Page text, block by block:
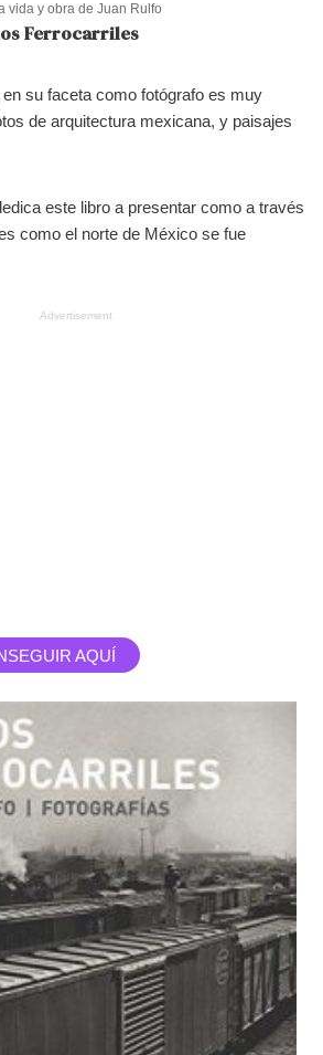
vida y obra de Juan Rulfo
Ferrocarriles
su faceta como fotógrafo es muy
de arquitectura mexicana, y paisajes
este libro a presentar como a través
como el norte de México se fue
Advertisement
AQUÍ